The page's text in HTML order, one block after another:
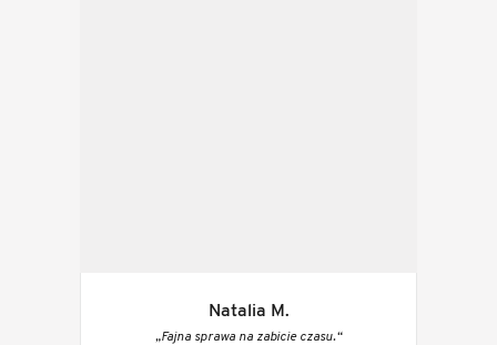
Natalia M.
„Fajna sprawa na zabicie czasu.“